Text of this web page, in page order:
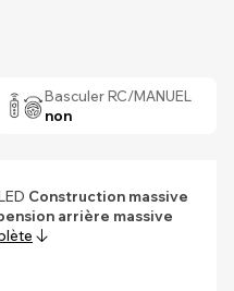
Basculer RC/MANUEL
non
Construction massive
arrière massive